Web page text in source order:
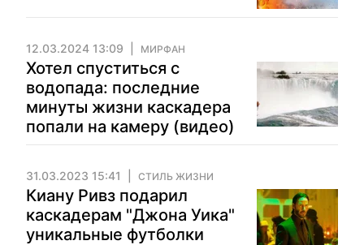
12.03.2024 13:09 МИРФАН
Хотел спуститься с
водопада: последние
минуты жизни каскадера
попали на камеру (видео)
31.03.2023 15:41 СТИЛЬ ЖИЗНИ
Киану Ривз подарил
каскадерам "Джона Уика"
уникальные футболки